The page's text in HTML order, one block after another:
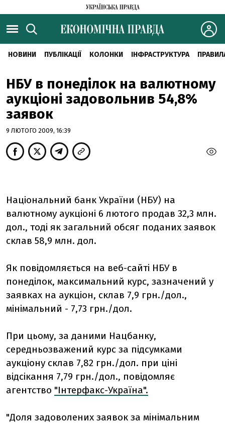
НОВИНИ ПУБЛІКАЦІЇ КОЛОНКИ ІНФРАСТРУКТУРА
НБУ в понеділок на валютному
аукціоні задовольнив 54,8%
заявок
9 ЛЮТОГО 2009, 16:39
Національний банк України (НБУ) на
валютному аукціоні 6 лютого продав 32,3 млн.
дол., тоді як загальний обсяг поданих заявок
склав 58,9 млн. дол.
Як повідомляється на веб-сайті НБУ в
понеділок, максимальний курс, зазначений у
заявках на аукціон, склав 7,9 грн./дол.,
мінімальний - 7,73 грн./дол.
При цьому, за даними Нацбанку,
середньозважений курс за підсумками
аукціону склав 7,82 грн./дол. при ціні
відсікання 7,79 грн./дол., повідомляє
агентство "Інтерфакс-Україна".
"Доля задоволених заявок за мінімальним